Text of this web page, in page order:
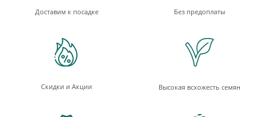
Доставим к посадке Без предоплаты
Скидки и Акции Высокая всхожесть семян